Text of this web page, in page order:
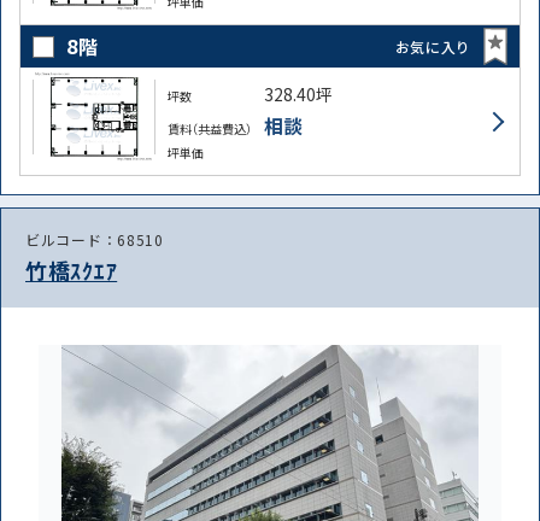
8階 お気に入り
坪数 328.40坪
賃料（共益費込） 相談
坪単価
ビルコード：68510
竹橋ｽｸｴｱ